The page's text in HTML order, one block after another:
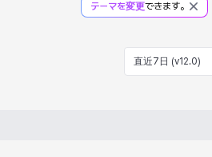
テーマを変更できます。
直近7日 (v12.0)